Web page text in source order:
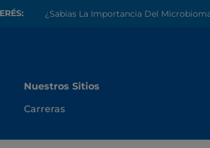
¿Sabías La Importancia Del
Nuestros Sitios
Carreras